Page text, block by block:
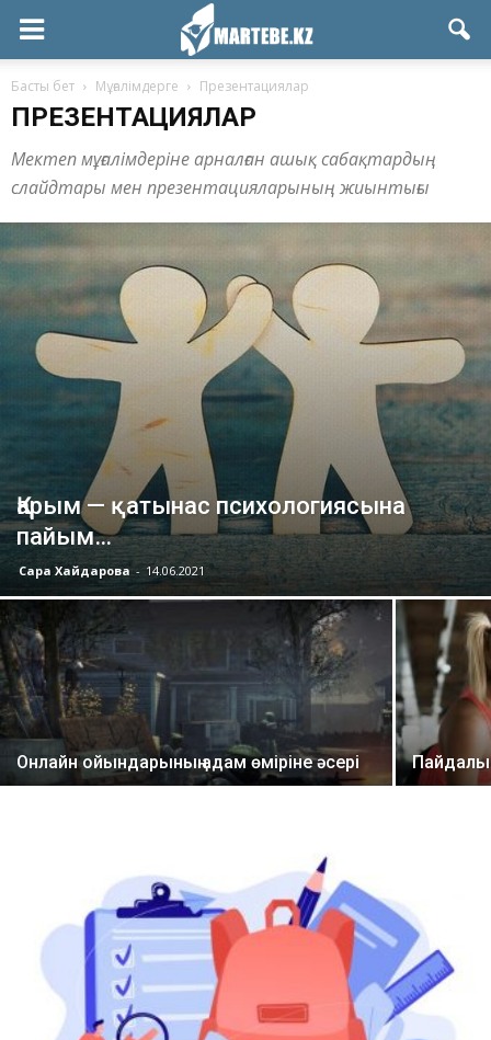
Басты бет Мұғалімдерге Презентациялар
ПРЕЗЕНТАЦИЯЛАР
Мектеп мұғалімдеріне арналған ашық сабақтардың
слайдтары мен презентацияларының жиынтығы
Қарым — қатынас психологиясына
пайым…
Сара Хайдарова - 14.06.2021
Онлайн ойындарының адам өміріне әсері Пайдалы